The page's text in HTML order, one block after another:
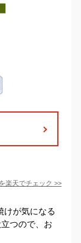
楽天でチェック >>
けが気になる
つので、お